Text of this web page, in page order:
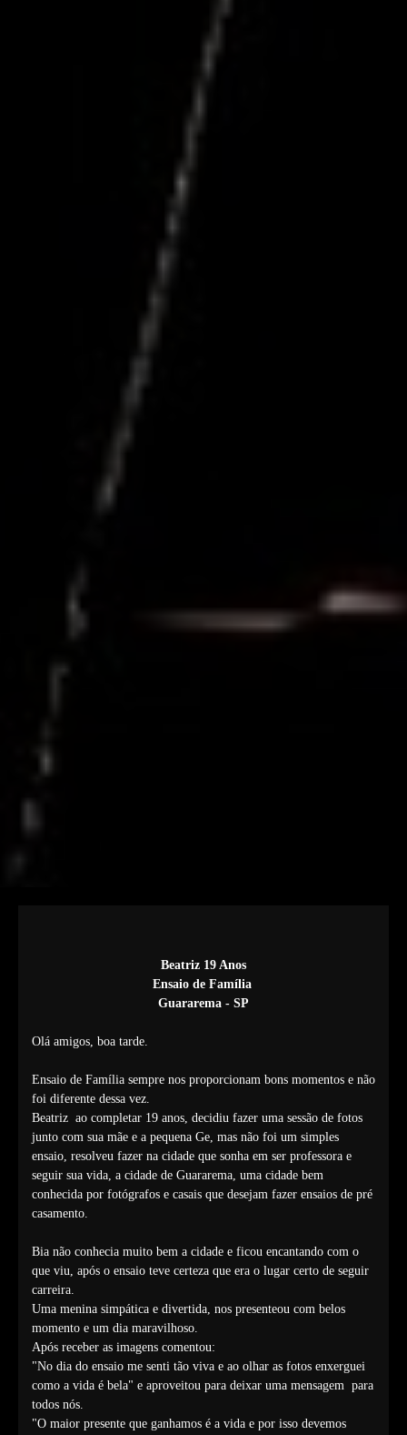
Beatriz 19 Anos
Ensaio de Família
Guararema - SP
Olá amigos, boa tarde.
Ensaio de Família sempre nos proporcionam bons momentos e não
foi diferente dessa vez.
Beatriz ao completar 19 anos, decidiu fazer uma sessão de fotos
junto com sua mãe e a pequena Ge, mas não foi um simples
ensaio, resolveu fazer na cidade que sonha em ser professora e
seguir sua vida, a cidade de Guararema, uma cidade bem
conhecida por fotógrafos e casais que desejam fazer ensaios de pré
casamento.
Bia não conhecia muito bem a cidade e ficou encantando com o
que viu, após o ensaio teve certeza que era o lugar certo de seguir
carreira.
Uma menina simpática e divertida, nos presenteou com belos
momento e um dia maravilhoso.
Após receber as imagens comentou:
"No dia do ensaio me senti tão viva e ao olhar as fotos enxerguei
como a vida é bela" e aproveitou para deixar uma mensagem para
todos nós.
"O maior presente que ganhamos é a vida e por isso devemos